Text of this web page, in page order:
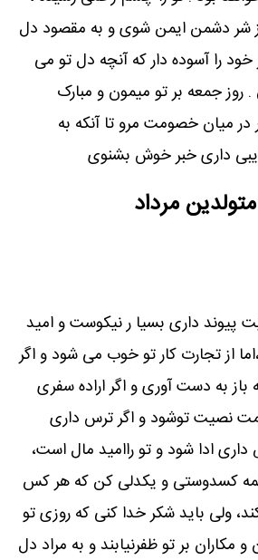
شر دشمن ایمن شوی و به مقصود دل
را آسوده دار که آنچه دل تو می
جمعه بر تو میمون و مبارک
در میان خصومت مرو تا آنکه به
داری خبر خوش بشنوی
متولدین مرداد
پیوند داری بسیا ر نیکوست و امید
از تجارت کار تو خوب می شود و اگر
به دست آوری و اگر اراده سفری
نصیت توشود و اگر ترس داری
ادا شود و تو راامید مال است،
کسدوستی و یکدلی کن که هر کس
ولی باید شکر خدا کنی که روزی تو
بر تو ظفرنیابند و به مراد دل